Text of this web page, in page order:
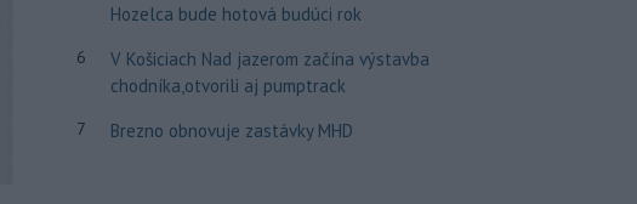
Hozelca bude hotová budúci rok
6
V Košiciach Nad jazerom začína výstavba
chodníka,otvorili aj pumptrack
7 Brezno obnovuje zastávky MHD